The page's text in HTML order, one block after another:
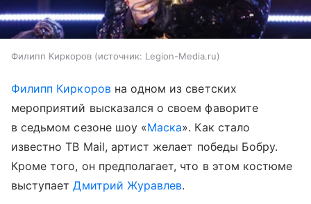
Филипп Киркоров источник: Legion-Media.ru
Филипп Киркоровна одном из светских
мероприятий высказался о своем фаворите
в седьмом сезоне шоу «Маска». Как стало
известно ТВ Mail, артист желает победы Бобру.
Кроме того, он предполагает, что в этом костюме
выступаетДмитрий Журавлев.